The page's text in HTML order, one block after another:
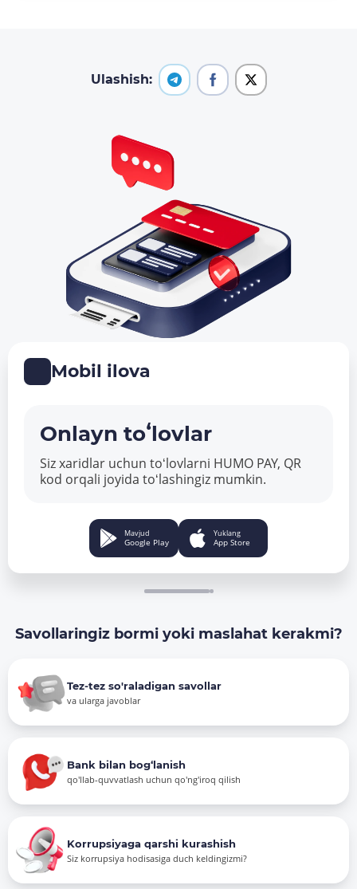
Ulashish:
Mobil ilova
Onlayn toʻlovlar
Siz xaridlar uchun toʻlovlarni HUMO PAY, QR
kod orqali joyida toʻlashingiz mumkin.
Mavjud
Google Play
Yuklang
App Store
Savollaringiz bormi yoki maslahat kerakmi?
Tez-tez so'raladigan savollar
va ularga javoblar
Bank bilan bog‘lanish
qo'llab-quvvatlash uchun qo'ng'iroq qilish
Korrupsiyaga qarshi kurashish
Siz korrupsiya hodisasiga duch keldingizmi?